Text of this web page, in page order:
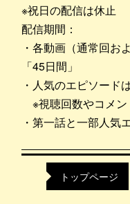
※祝日の配信は休止
配信期間：
・各動画（通常回お
「45日間」
・人気のエピソード
※視聴回数やコメン
・第一話と一部人気
トップページ